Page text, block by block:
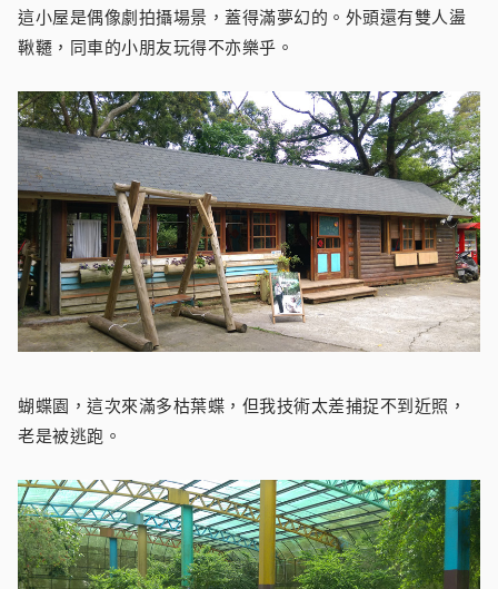
這小屋是偶像劇拍攝場景，蓋得滿夢幻的。外頭還有雙人盪
鞦韆，同車的小朋友玩得不亦樂乎。
蝴蝶園，這次來滿多枯葉蝶，但我技術太差捕捉不到近照，
老是被逃跑。